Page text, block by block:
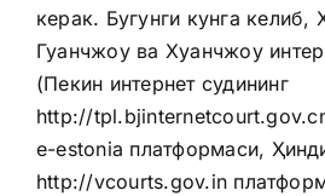
керак. Бугунги кунга келиб,
Гуанчжоу ва Хуанчжоу
(Пекин интернет судининг
http://
e-estonia платформаси,
http://vcourts.gov.in